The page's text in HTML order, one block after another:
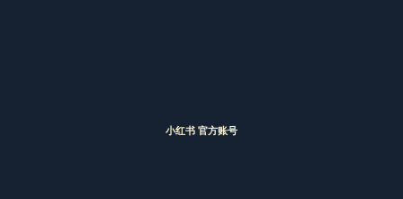
小红书 官方账号